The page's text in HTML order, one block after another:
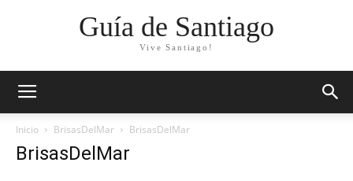
Guía de Santiago
Vive Santiago!
Inicio BrisasDelMar BrisasDelMar
BrisasDelMar